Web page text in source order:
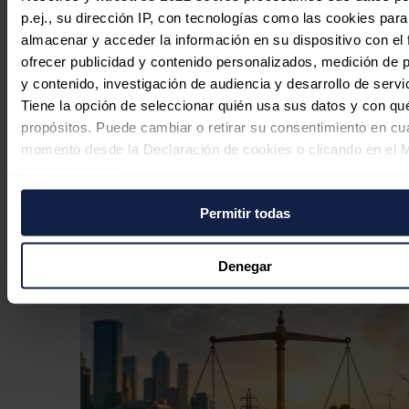
p.ej., su dirección IP, con tecnologías como las cookies para
almacenar y acceder la información en su dispositivo con el
ofrecer publicidad y contenido personalizados, medición de
y contenido, investigación de audiencia y desarrollo de
Tiene la opción de seleccionar quién usa sus datos y con
propósitos. Puede cambiar o retirar su consentimiento en
momento desde la Declaración de cookies o clicando en el
Si lo permite, también quisiéramos:
Recopilar información sobre su ubicación geográfica
puede tener una precisión de varios metros
Identificar su dispositivo analizándolo activamente
características específicas (huellas digitales)
Obtenga más información sobre cómo se procesan sus
personales y establezca sus preferencias en la
sección de
Puede cambiar o retirar su consentimiento en cualquier
la Declaración de cookies.
Permitir todas
Denegar
inteligencia artificial en motor de su
transición energética
José A. Roca07/08/2026
automovilístico español vuelve a
aumentar en 2025 hasta los 14,6 años